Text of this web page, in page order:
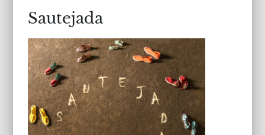
Sautejada